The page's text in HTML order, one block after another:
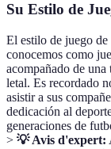
Su Estilo de
El estilo de juego
conocemos como
acompañado de
letal. Es recordado
asistir a sus
dedicación al
generaciones de
> 💡 Avis d'expert: